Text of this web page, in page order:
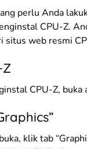
perlu Anda
CPU-Z.
situs web resmi
Z
CPU-Z, buka
klik tab